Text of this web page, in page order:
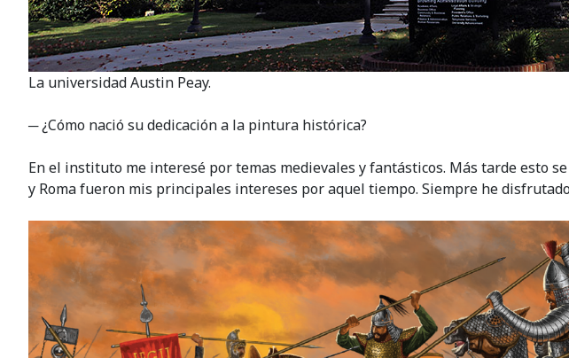
La universidad Austin Peay.
─ ¿Cómo nació su dedicación a la pintura histórica?
En el instituto me interesé por temas medievales y fantásticos. Más tarde esto
y Roma fueron mis principales intereses por aquel tiempo. Siempre he